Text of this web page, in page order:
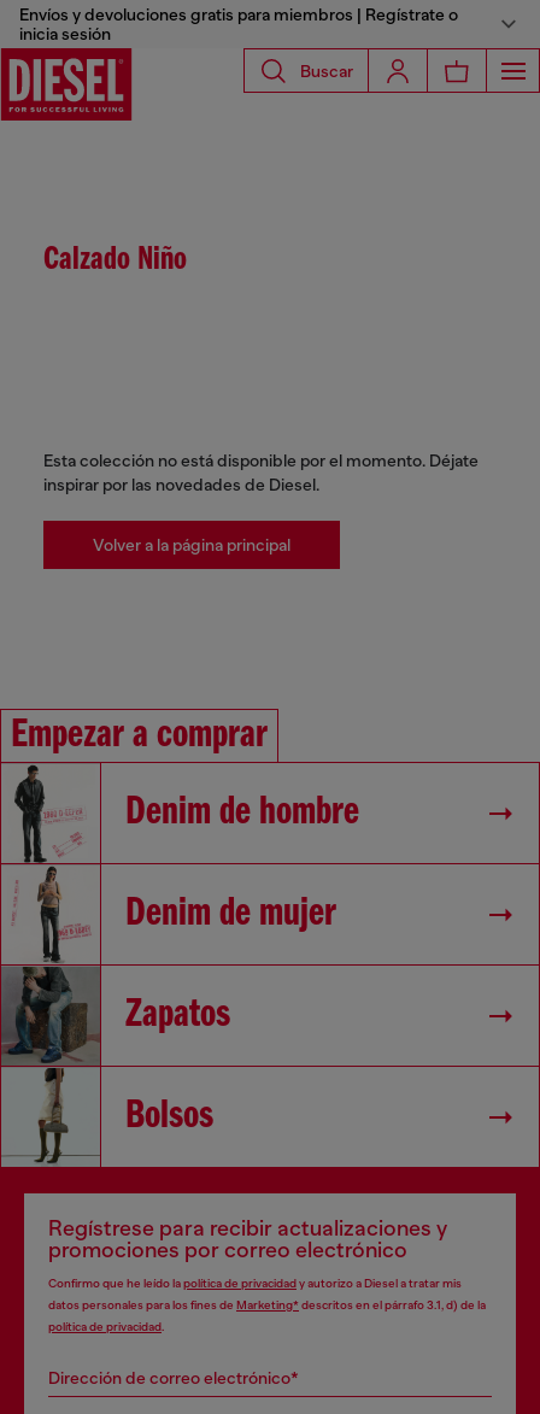
Envíos y devoluciones gratis para miembros | Regístrate o
inicia sesión
Buscar
Calzado Niño
Esta colección no está disponible por el momento. Déjate
inspirar por las novedades de Diesel.
Volver a la página principal
Empezar a comprar
Denim de hombre
Denim de mujer
Zapatos
Bolsos
Regístrese para recibir actualizaciones y
promociones por correo electrónico
Confirmo que he leído lapolítica de privacidady autorizo a Diesel a tratar mis
datos personales para los fines de Marketing*descritos en el párrafo 3.1, d) de la
política de privacidad
Dirección de correo electrónico*